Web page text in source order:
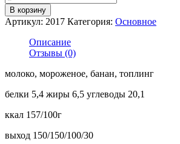
В корзину
Артикул: 2017 Категория: Основное
Описание
Отзывы (0)
молоко, мороженое, банан, топлинг
белки 5,4 жиры 6,5 углеводы 20,1
ккал 157/100г
выход 150/150/100/30